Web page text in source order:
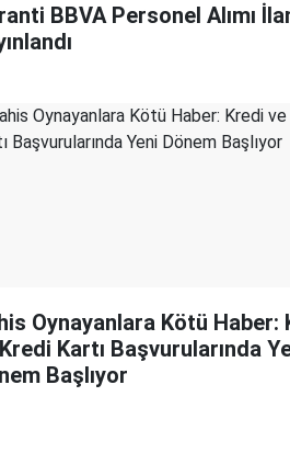
BBVA Personel Alımı
Oynayanlara Kötü Haber:
Kartı Başvurularında
Başlıyor